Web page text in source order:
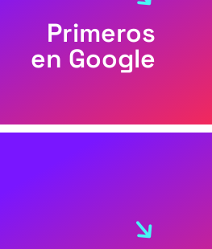
Primeros
en Google